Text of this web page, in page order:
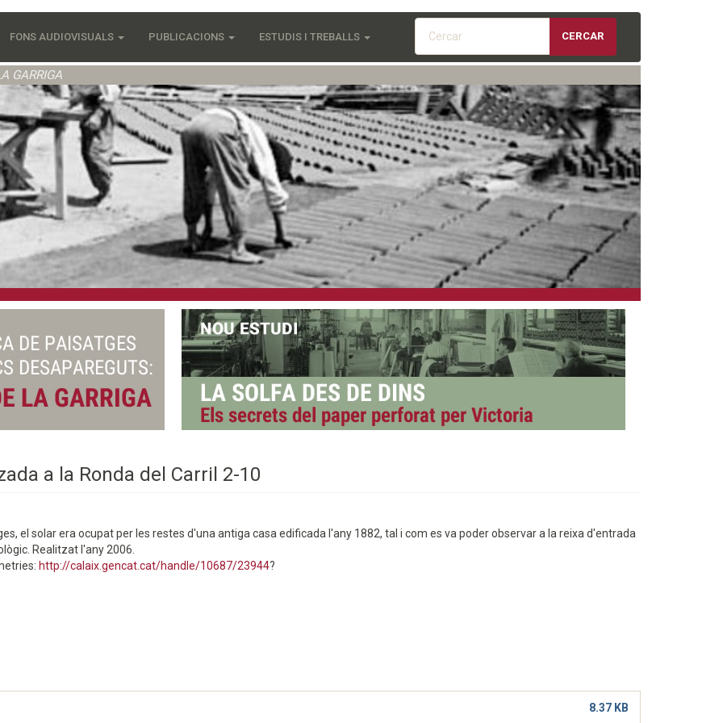
FONS AUDIOVISUALS PUBLICACIONS ESTUDIS I TREBALLS CERCAR
GARRIGA
a la Ronda del Carril 2-10
el solar era ocupat per les restes d'una antiga casa edificada l'any 1882, tal i com es va poder observar a la reixa d'entrada
Realitzat l'any 2006.
http://calaix.gencat.cat/handle/10687/23944?
8.37 KB